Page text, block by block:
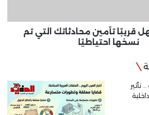
قريبًا تأمين محادثاتك التي تم
نسخها احتياطيًا